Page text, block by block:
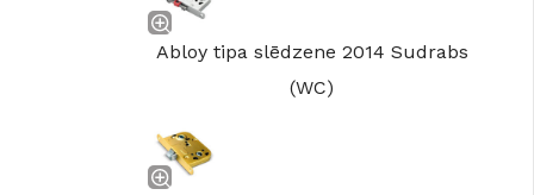
Abloy tipa slēdzene 2014 Sudrabs
(WC)